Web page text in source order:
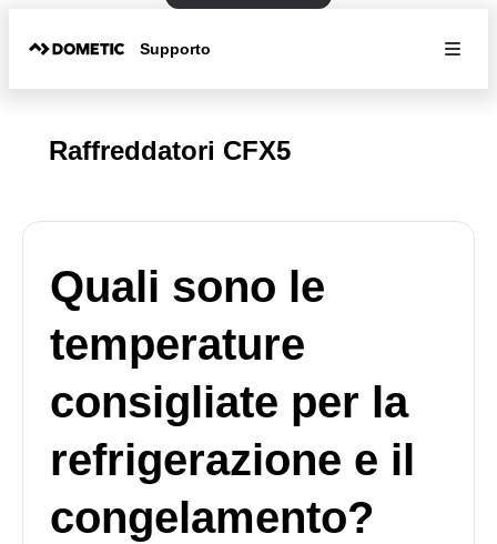
Supporto
Raffreddatori CFX5
Quali sono le
temperature
consigliate per la
refrigerazione e il
congelamento?